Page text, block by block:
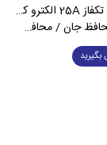
محافظ جان ترکیبی تکفاز 25A الکترو کاوه
جان / محافظ جان